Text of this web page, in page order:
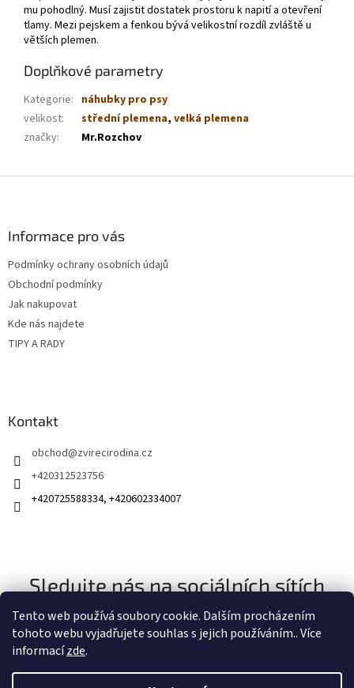
Tento web používá soubory cookie. Dalším procházením
tohoto webu vyjadřujete souhlas s jejich používáním.. Více
informacízde.
mu pohodlný. Musí zajistit dostatek prostoru k napití a otevření
tlamy. Mezi pejskem a fenkou bývá velikostní rozdíl zvláště u
větších plemen.
Doplňkové parametry
Kategorie: náhubky pro psy
velikost: střední plemena, velká plemena
značky: Mr.Rozchov
Informace pro vás
Podmínky ochrany osobních údajů
Obchodní podmínky
Jak nakupovat
Kde nás najdete
TIPY A RADY
Kontakt
obchod@zvirecirodina.cz
+420312523756
+420725588334, +420602334007
Sledujte nás na sociálních sítích